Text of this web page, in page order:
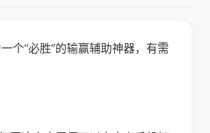
个“必胜”的输赢辅助神器，有需